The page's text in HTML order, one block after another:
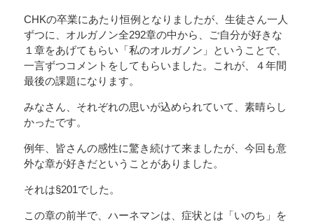
CHKの卒業にあたり恒例となりましたが、生徒さん一人
ずつに、オルガノン全292章の中から、ご自分が好きな
１章をあげてもらい「私のオルガノン」ということで、
一言ずつコメントをしてもらいました。これが、４年間
最後の課題になります。
みなさん、それぞれの思いが込められていて、素晴らし
かったです。
例年、皆さんの感性に驚き続けて来ましたが、今回も意
外な章が好きだということがありました。
それは§201でした。
この章の前半で、ハーネマンは、症状とは「いのち」を